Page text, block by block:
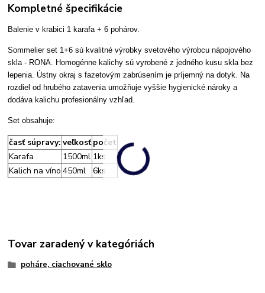
Kompletné špecifikácie
Balenie v krabici 1 karafa + 6 pohárov.
Sommelier set 1+6 sú kvalitné výrobky svetového výrobcu nápojového
skla - RONA. Homogénne kalichy sú vyrobené z jedného kusu skla bez
lepenia. Ústny okraj s fazetovým zabrúsením je príjemný na dotyk. Na
rozdiel od hrubého zatavenia umožňuje vyššie hygienické nároky a
dodáva kalichu profesionálny vzhľad.
Set obsahuje:
časť súpravy: veľkosť počet
Karafa
1500ml 1ks
Kalich na víno 450ml 6ks
Tovar zaradený v kategóriách
poháre, ciachované sklo